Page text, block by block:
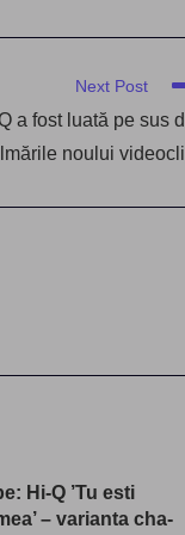
Next Post
a fost luată pe sus
noului
Hi-Q ’Tu esti
– varianta cha-